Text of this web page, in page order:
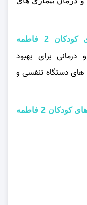
نکته های کتاب ژلوفن بیماری های کودکان 2 فاطمه
درمانی برای بهبود
دستگاه تنفسی و
فهرست مطالب کتاب ژلوفن بیماری های کودکان 2 فاطمه